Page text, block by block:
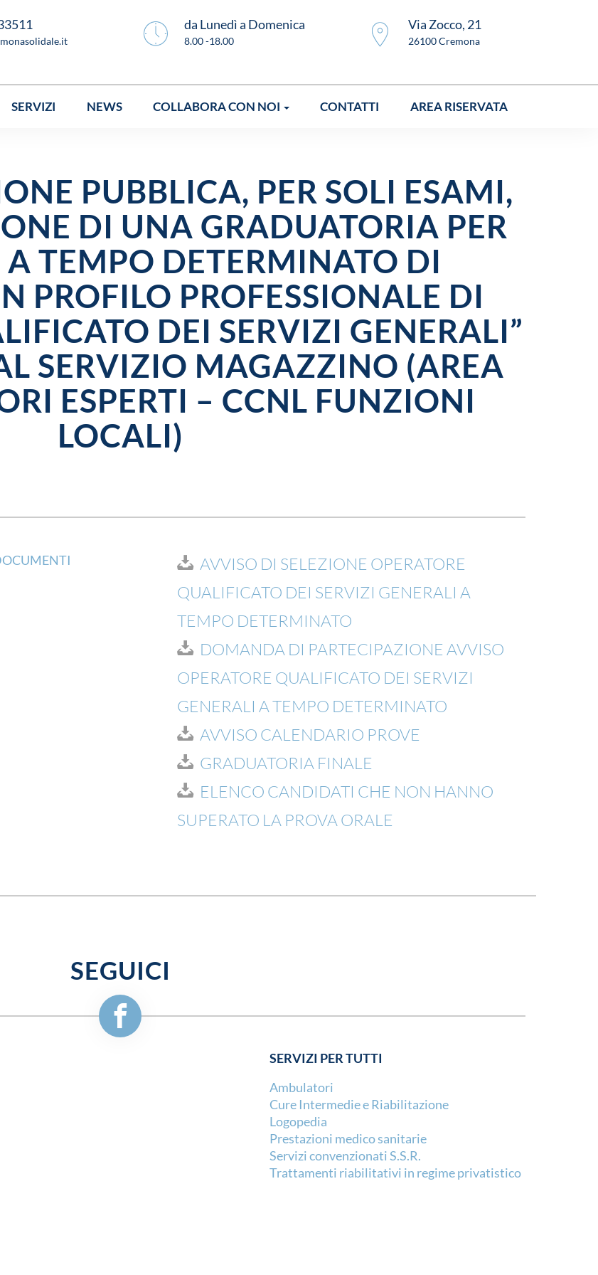
Via Zocco, 21
26100 Cremona
da Lunedì a Domenica
8.00 -18.00
SERVIZI NEWS COLLABORA CON NOI CONTATTI AREA RISERVATA
PUBBLICA, PER SOLI ESAMI,
DI UNA GRADUATORIA PER
TEMPO DETERMINATO DI
PROFILO PROFESSIONALE DI
DEI SERVIZI GENERALI”
SERVIZIO MAGAZZINO (AREA
ESPERTI – CCNL FUNZIONI
LOCALI)
AVVISO DI SELEZIONE OPERATORE
QUALIFICATO DEI SERVIZI GENERALI A
TEMPO DETERMINATO
DOMANDA DI PARTECIPAZIONE AVVISO
OPERATORE QUALIFICATO DEI SERVIZI
GENERALI A TEMPO DETERMINATO
AVVISO CALENDARIO PROVE
GRADUATORIA FINALE
ELENCO CANDIDATI CHE NON HANNO
SUPERATO LA PROVA ORALE
SEGUICI
SERVIZI PER TUTTI
Ambulatori
Cure Intermedie e Riabilitazione
Logopedia
Prestazioni medico sanitarie
Servizi convenzionati S.S.R.
Trattamenti riabilitativi in regime privatistico